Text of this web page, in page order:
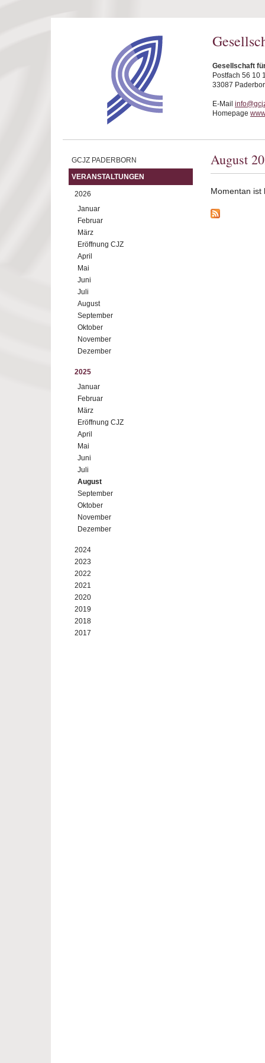
Gesellschaft
Postfach 56 10
33087
E-Mail
Homepage
GCJZ PADERBORN
VERANSTALTUNGEN
2026
Januar
Februar
März
Eröffnung CJZ
April
Mai
Juni
Juli
August
September
Oktober
November
Dezember
2025
Januar
Februar
März
Eröffnung CJZ
April
Mai
Juni
Juli
August
September
Oktober
November
Dezember
2024
2023
2022
2021
2020
2019
2018
2017
August
Momentan ist